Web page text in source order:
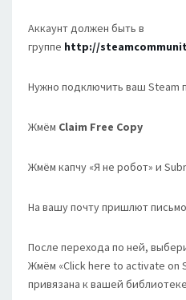
Аккаунт должен быть в
группе http://
Нужно подключить ваш Steam
Жмём Claim Free Copy
Жмём капчу «Я не робот» и
На вашу почту пришлют
После перехода по ней,
Жмём «Click here to activate on
привязана к вашей